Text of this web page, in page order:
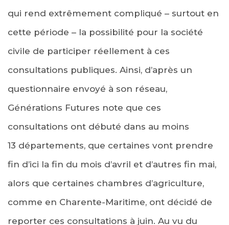
qui rend extrêmement compliqué – surtout en
cette période – la possibilité pour la société
civile de participer réellement à ces
consultations publiques. Ainsi, d’après un
questionnaire envoyé à son réseau,
Générations Futures note que ces
consultations ont débuté dans au moins
13 départements, que certaines vont prendre
fin d’ici la fin du mois d’avril et d’autres fin mai,
alors que certaines chambres d’agriculture,
comme en Charente-Maritime, ont décidé de
reporter ces consultations à juin. Au vu du